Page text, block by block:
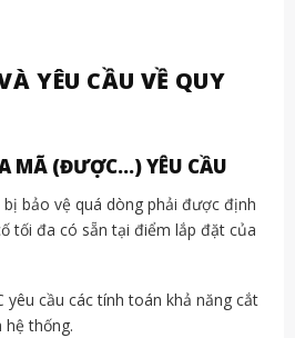
YÊU CẦU VỀ QUY
MÃ (ĐƯỢC...) YÊU CẦU
bị bảo vệ quá dòng phải được định
tối đa có sẵn tại điểm lắp đặt của
yêu cầu các tính toán khả năng cắt
thống.